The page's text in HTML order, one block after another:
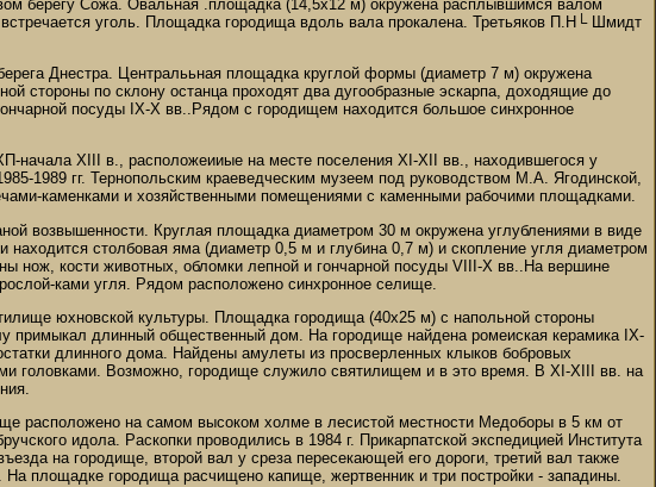
берегу Сожа. Овальная .площадка (14,5х12 м) окружена расплывшимся валом
уголь. Площадка городища вдоль вала прокалена. Третьяков П.Н└ Шмидт
Днестра. Централььная площадка круглой формы (диаметр 7 м) окружена
по склону останца проходят два дугообразные эскарпа, доходящие до
посуды IX-X вв..Рядом с городищем находится большое синхронное
начала XIII в., расположеииые на месте поселения XI-XII вв., находившегося у
1989 гг. Тернопольским краеведческим музеем под руководством М.А. Ягодинской,
каменками и хозяйственными помещениями с каменными рабочими площадками.
возвышенности. Круглая площадка диаметром 30 м окружена углублениями в виде
столбовая яма (диаметр 0,5 м и глубина 0,7 м) и скопление угля диаметром
нож, кости животных, обломки лепной и гончарной посуды VIII-X вв..На вершине
ками угля. Рядом расположено синхронное селище.
юхновской культуры. Площадка городища (40х25 м) с напольной стороны
примыкал длинный общественный дом. На городище найдена ромеиская керамика IX-
длинного дома. Найдены амулеты из просверленных клыков бобровых
головками. Возможно, городище служило святилищем и в это время. В XI-XIII вв. на
расположено на самом высоком холме в лесистой местности Медоборы в 5 км от
идола. Раскопки проводились в 1984 г. Прикарпатской экспедицией Института
на городище, второй вал у среза пересекающей его дороги, третий вал также
площадке городища расчищено капище, жертвенник и три постройки - западины.